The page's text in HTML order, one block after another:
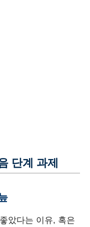
단계 과제
았다는 이유, 혹은